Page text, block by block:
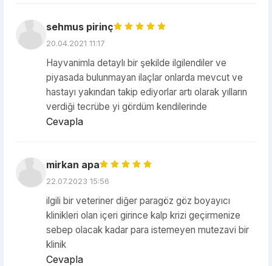
sehmus pirinç
20.04.2021 11:17
Hayvanimla detaylı bir şekilde ilgilendiler ve
piyasada bulunmayan ilaçlar onlarda mevcut ve
hastayı yakından takip ediyorlar artı olarak yılların
verdiği tecrübe yi gördüm kendilerinde
Cevapla
mirkan apa
22.07.2023 15:56
ilgili bir veteriner diğer paragöz göz boyayıcı
klinikleri olan içeri girince kalp krizi geçirmenize
sebep olacak kadar para istemeyen mutezavi bir
klinik
Cevapla